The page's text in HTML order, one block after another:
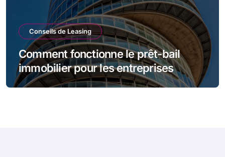
Conseils de Leasing
Comment fonctionne le prêt-bail
immobilier pour les entreprises